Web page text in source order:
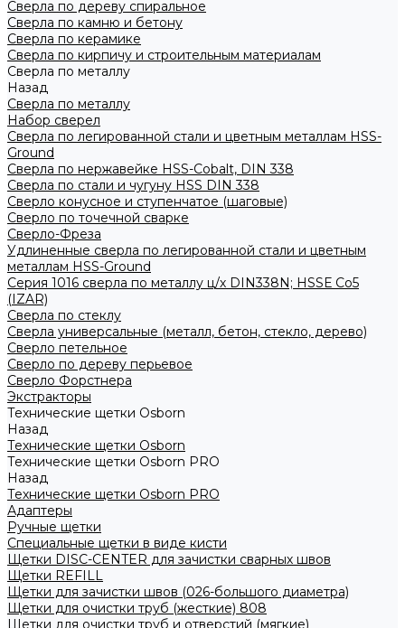
Сверла по дереву спиральное
Сверла по камню и бетону
Сверла по керамике
Сверла по кирпичу и строительным материалам
Сверла по металлу
Назад
Сверла по металлу
Набор сверел
Сверла по легированной стали и цветным металлам HSS-
Ground
Сверла по нержавейке HSS-Cobalt, DIN 338
Сверла по стали и чугуну HSS DIN 338
Сверло конусное и ступенчатое (шаговые)
Сверло по точечной сварке
Сверло-Фреза
Удлиненные сверла по легированной стали и цветным
металлам HSS-Ground
Серия 1016 сверла по металлу ц/х DIN338N; HSSЕ Со5
(IZAR)
Сверла по стеклу
Сверла универсальные (металл, бетон, стекло, дерево)
Сверло петельное
Сверло по дереву перьевое
Сверло Форстнера
Экстракторы
Технические щетки Osborn
Назад
Технические щетки Osborn
Технические щетки Osborn PRO
Назад
Технические щетки Osborn PRO
Адаптеры
Ручные щетки
Специальные щетки в виде кисти
Щетки DISC-CENTER для зачистки сварных швов
Щетки REFILL
Щетки для зачистки швов (026-большого диаметра)
Щетки для очистки труб (жесткие) 808
Щетки для очистки труб и отверстий (мягкие)